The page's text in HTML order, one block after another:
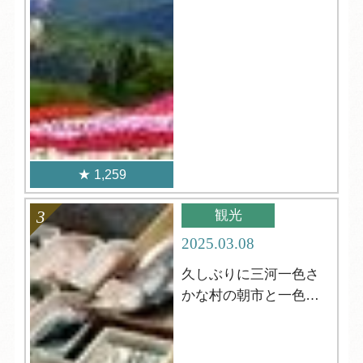
1,259
観光
2025.03.08
久しぶりに三河一色さ
かな村の朝市と一色さ